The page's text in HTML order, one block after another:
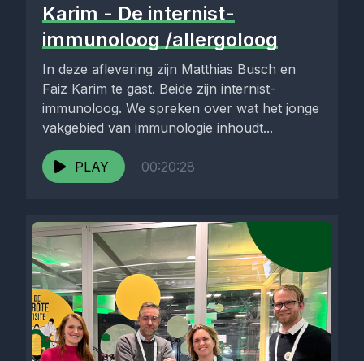
Karim - De internist-
immunoloog /allergoloog
In deze aflevering zijn Matthias Busch en
Faiz Karim te gast. Beide zijn internist-
immunoloog. We spreken over wat het jonge
vakgebied van immunologie inhoudt...
PLAY 00:20:28